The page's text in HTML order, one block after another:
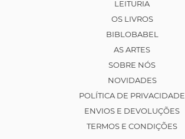
LEITURIA
OS LIVROS
BIBLOBABEL
AS ARTES
SOBRE NÓS
NOVIDADES
POLÍTICA DE PRIVACIDADE
ENVIOS E DEVOLUÇÕES
TERMOS E CONDIÇÕES